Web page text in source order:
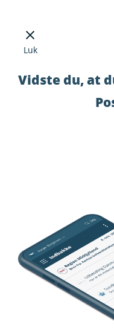
Luk
Vidste du, at